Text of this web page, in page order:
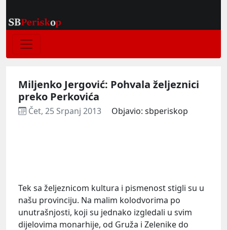
Miljenko Jergović: Pohvala željeznici
preko Perkovića
Čet, 25 Srpanj 2013 Objavio: sbperiskop
Tek sa željeznicom kultura i pismenost stigli su u
našu provinciju. Na malim kolodvorima po
unutrašnjosti, koji su jednako izgledali u svim
dijelovima monarhije, od Gruža i Zelenike do